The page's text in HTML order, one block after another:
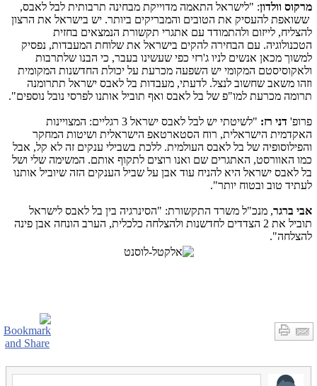
מרקוס וולדון: "לישראל התאמה מדוייקת מבחינה תרבותית לבל לאבס,
ששואפת להעסיק את הטובים והמבריקים ביותר. יש בישראל את הרצון
להצליח, לייזום ולהתמודד עם אתגרי תקשורת הנמצאים בחזית
הטכנולוגיה. עם הבחירה להקים בישראל את שלוחת המעבדות, נפסיק
למשוך מכאן אנשים לניו ג'רזי כפי שעשינו בעבר, כי הבנו שלתרבות
ולאקוסיסטם המקומי יש השפעה מכרעת על יכולת החדשנות המקומית
וזהו משאב שחשוב לנצל. לדעתי, מעבדות בל לאבס ישראל תתרומנה
תרומה מכרעת למו"פ של בל לאבס ואף תוביל אותנו לפרסי נובל נוספים".
פרופ' דני רז:
"לשיטתי יש לבל לאבס ישראל 3 רגליים: המצויינות
האקדמית הישראלית, רוח הסטארטאפ הישראלית ושיטות המחקר
והפילוסופיה של בל לאבס העולמית. ללכת בשבילי ענקים זה לא קל, אבל
כמו האוורסט, האתגרים שם ואנו רוצים לתקוף אותם. המשימה שלי ושל
בל לאבס ישראל היא להניח עוד אבן על שביל הענקים הזה שיוביל אותנו
לעתיד טוב ובטוח יותר".
אבי ברגר, מנכ"ל משרד התקשורת: "הסינרגיה בין בל לאבס לישראל
תוביל את 2 הצדדים לחדשנות ולהצלחה כלכלית, הערב הונחה אבן פינה
להצלחה".